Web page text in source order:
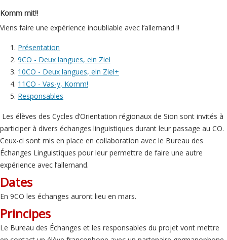
Komm mit!!
Viens faire une expérience inoubliable avec l’allemand !!
Présentation
9CO - Deux langues, ein Ziel
10CO - Deux langues, ein Ziel+
11CO - Vas-y, Komm!
Responsables
Les élèves des Cycles d’Orientation régionaux de Sion sont invités à
participer à divers échanges linguistiques durant leur passage au CO.
Ceux-ci sont mis en place en collaboration avec le Bureau des
Échanges Linguistiques pour leur permettre de faire une autre
expérience avec l’allemand.
Dates
En 9CO les échanges auront lieu en mars.
Principes
Le Bureau des Échanges et les responsables du projet vont mettre